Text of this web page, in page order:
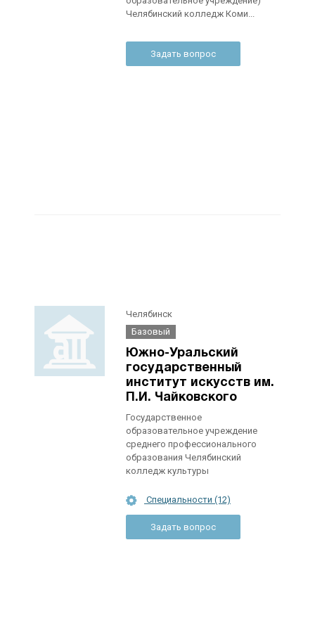
Челябинский колледж Коми...
Задать вопрос
Челябинск
Базовый
Южно-Уральский
государственный
институт искусств им.
П.И. Чайковского
Государственное
образовательное учреждение
среднего профессионального
образования Челябинский
колледж культуры
Специальности (12)
Задать вопрос